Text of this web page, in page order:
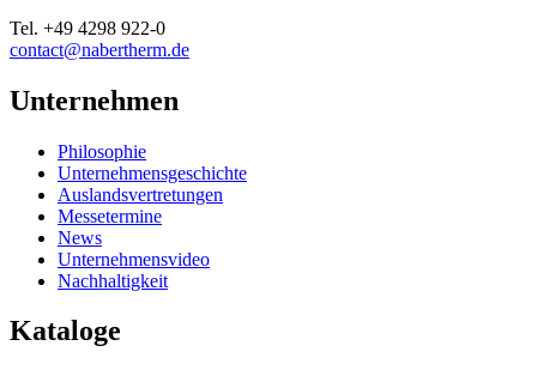
Tel. +49 4298 922-0
contact@nabertherm.de
Unternehmen
Philosophie
Unternehmensgeschichte
Auslandsvertretungen
Messetermine
News
Unternehmensvideo
Nachhaltigkeit
Kataloge